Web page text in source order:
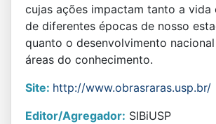
cujas ações impactam tanto a vida
de diferentes épocas de nosso
quanto o desenvolvimento
áreas do conhecimento.
Site: http://www.obrasraras.usp.br/
Editor/Agregador: SIBiUSP